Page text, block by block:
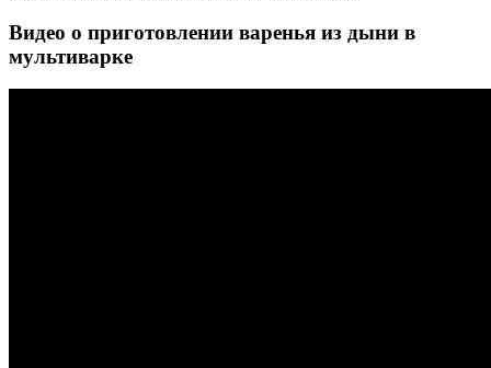
Видео о приготовлении варенья из дыни в
мультиварке